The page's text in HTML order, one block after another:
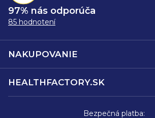
97% nás odporúča
85 hodnotení
NAKUPOVANIE
HEALTHFACTORY.SK
Bezpečná platba: